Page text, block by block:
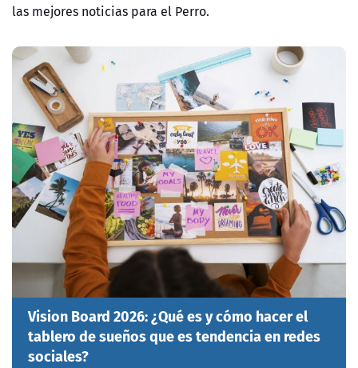
las mejores noticias para el Perro.
Vision Board 2026: ¿Qué es y cómo hacer el
tablero de sueños que es tendencia en redes
sociales?